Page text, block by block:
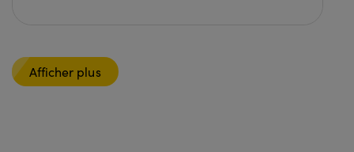
Afficher plus